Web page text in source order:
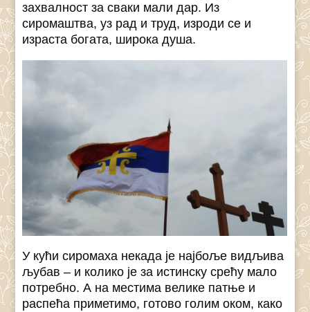
захвалност за сваки мали дар. Из
сиромаштва, уз рад и труд, изроди се и
израста богата, широка душа.
У кући сиромаха некада је најбоље видљива
љубав – и колико је за истинску срећу мало
потребно. А на местима велике патње и
распећа приметимо, готово голим оком, како